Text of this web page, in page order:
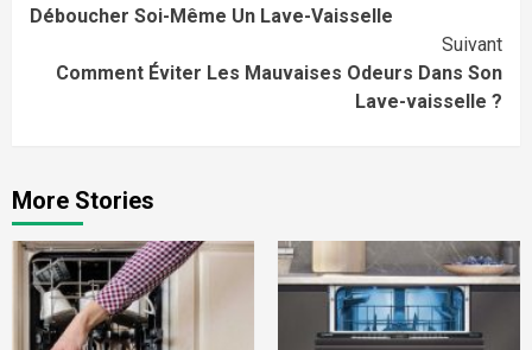
Reading
Déboucher Soi-Même Un Lave-Vaisselle
Suivant
Comment Éviter Les Mauvaises Odeurs Dans Son
Lave-vaisselle ?
More Stories